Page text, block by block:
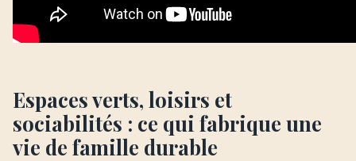
Espaces verts, loisirs et
sociabilités : ce qui fabrique une
vie de famille durable